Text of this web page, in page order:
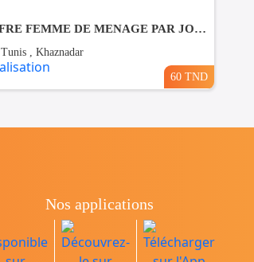
OFFRE FEMME DE MENAGE PAR JOUR A khaznadar
Tunis , Khaznadar
60 TND
Nos applications